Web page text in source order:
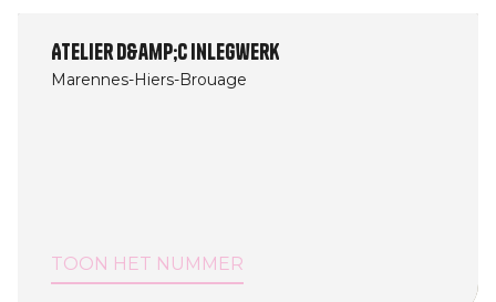
Atelier D&amp;C Inlegwerk
Marennes-Hiers-Brouage
TOON HET NUMMER